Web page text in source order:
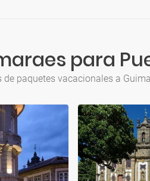
para
paquetes vacacionales a